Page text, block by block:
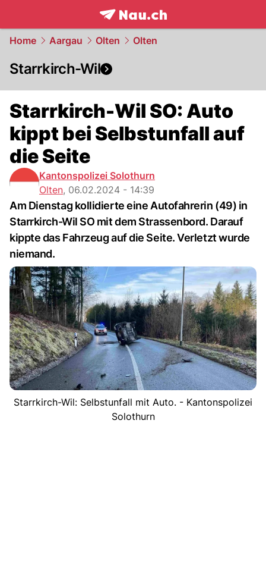
frontpage.NAU.ch
Home Aargau Olten Olten
Starrkirch-Wil
Starrkirch-Wil SO: Auto
kippt bei Selbstunfall auf
die Seite
Kantonspolizei Solothurn
Olten, 06.02.2024 - 14:39
Am Dienstag kollidierte eine Autofahrerin (49) in
Starrkirch-Wil SO mit dem Strassenbord. Darauf
kippte das Fahrzeug auf die Seite. Verletzt wurde
niemand.
Starrkirch-Wil: Selbstunfall mit Auto. - Kantonspolizei
Solothurn